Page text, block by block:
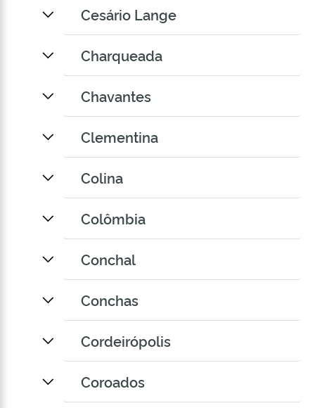
Cesário Lange
Charqueada
Chavantes
Clementina
Colina
Colômbia
Conchal
Conchas
Cordeirópolis
Coroados